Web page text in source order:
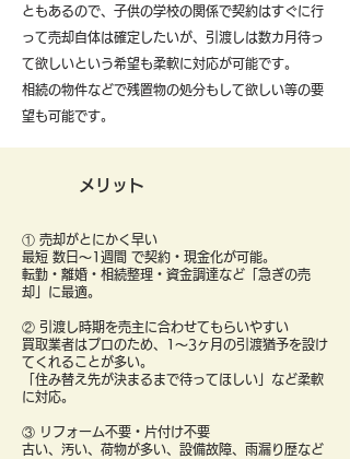
ともあるので、子供の学校の関係で契約はすぐに行
って売却自体は確定したいが、引渡しは数カ月待っ
て欲しいという希望も柔軟に対応が可能です。
​相続の物件などで残置物の処分もして欲しい等の要
望も可能です。
メリット
① 売却がとにかく早い
最短 数日〜1週間 で契約・現金化が可能。
転勤・離婚・相続整理・資金調達など「急ぎの売
却」に最適。
② 引渡し時期を売主に合わせてもらいやすい
買取業者はプロのため、1〜3ヶ月の引渡猶予を設け
てくれることが多い。
「住み替え先が決まるまで待ってほしい」など柔軟
に対応。
③ リフォーム不要・片付け不要
古い、汚い、荷物が多い、設備故障、雨漏り歴など